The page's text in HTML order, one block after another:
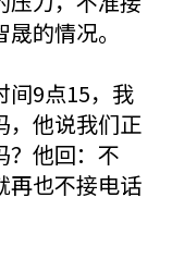
的情况。
间9点15，我
，他说我们正
？他回：不
再也不接电话